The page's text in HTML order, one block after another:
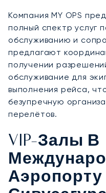
Компания MY OPS
полный спектр услуг
обслуживанию и
предлагают
получении
обслуживание для
выполнения рейса,
безупречную
перелётов.
VIP-Залы В